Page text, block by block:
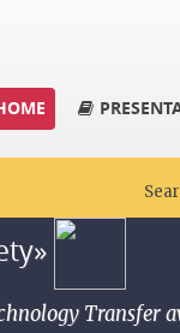
Transfer